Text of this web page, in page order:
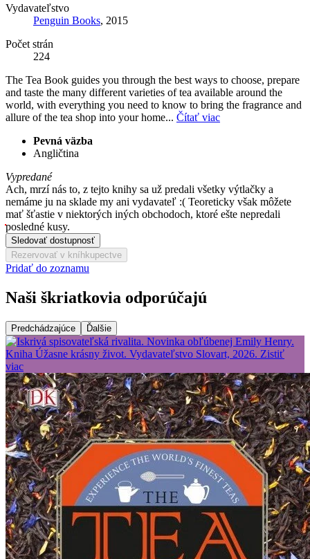
Vydavateľstvo
Penguin Books, 2015
Počet strán
224
The Tea Book guides you through the best ways to choose, prepare
and taste the many different varieties of tea available around the
world, with everything you need to know to bring the fragrance and
allure of the tea shop into your home... Čítať viac
Pevná väzba
Angličtina
Vypredané
Ach, mrzí nás to, z tejto knihy sa už predali všetky výtlačky a
nemáme ju na sklade my ani vydavateľ :( Teoreticky však môžete
mať šťastie v niektorých iných obchodoch, ktoré ešte nepredali
posledné kusy.
Sledovať dostupnosť
Rezervovať v kníhkupectve
Pridať do zoznamu
Naši škriatkovia odporúčajú
Predchádzajúce Ďalšie